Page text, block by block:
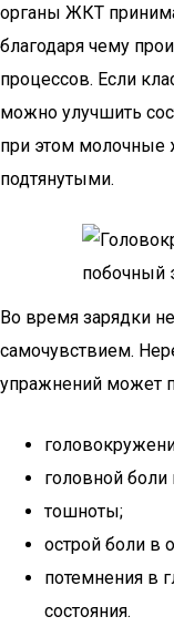
органы ЖКТ
благодаря чему
процессов. Если
можно улучшить
при этом молочные
подтянутыми.
Во время зарядки
самочувствием.
упражнений может
головной
тошноты;
острой боли в
потемнения в
состояния.